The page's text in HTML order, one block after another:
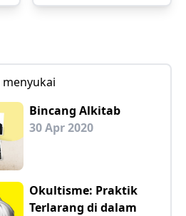
Bincang Alkitab
30 Apr 2020
Okultisme: Praktik
Terlarang di dalam